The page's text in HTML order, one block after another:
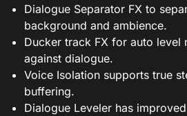
Dialogue Separator FX to
background and ambience.
Ducker track FX for auto level
against dialogue.
Voice Isolation supports true
buffering.
Dialogue Leveler has